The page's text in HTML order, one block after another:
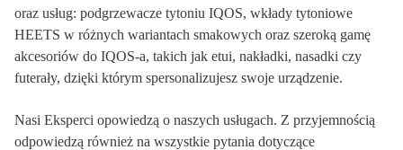
oraz usług: podgrzewacze tytoniu IQOS, wkłady tytoniowe
HEETS w różnych wariantach smakowych oraz szeroką gamę
akcesoriów do IQOS-a, takich jak etui, nakładki, nasadki czy
futerały, dzięki którym spersonalizujesz swoje urządzenie.
Nasi Eksperci opowiedzą o naszych usługach. Z przyjemnością
odpowiedzą również na wszystkie pytania dotyczące